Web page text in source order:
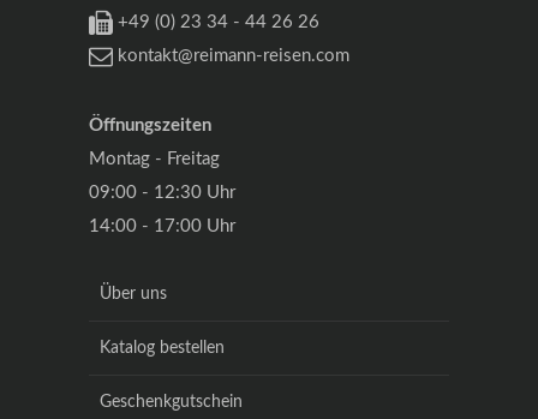
+49 (0) 23 34 - 44 26 26
kontakt@reimann-reisen.com
Öffnungszeiten
Montag - Freitag
09:00 - 12:30 Uhr
14:00 - 17:00 Uhr
Über uns
Katalog bestellen
Geschenkgutschein